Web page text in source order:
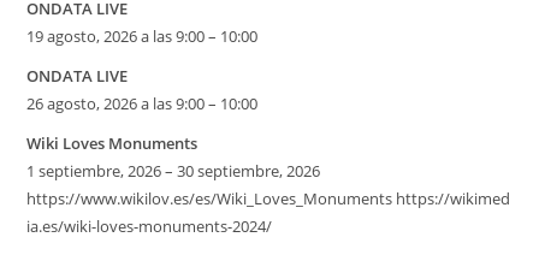
ONDATA LIVE
19 agosto, 2026 a las 9:00 – 10:00
ONDATA LIVE
26 agosto, 2026 a las 9:00 – 10:00
Wiki Loves Monuments
1 septiembre, 2026 – 30 septiembre, 2026
https://www.wikilov.es/es/Wiki_Loves_Monuments https://wikimed
ia.es/wiki-loves-monuments-2024/